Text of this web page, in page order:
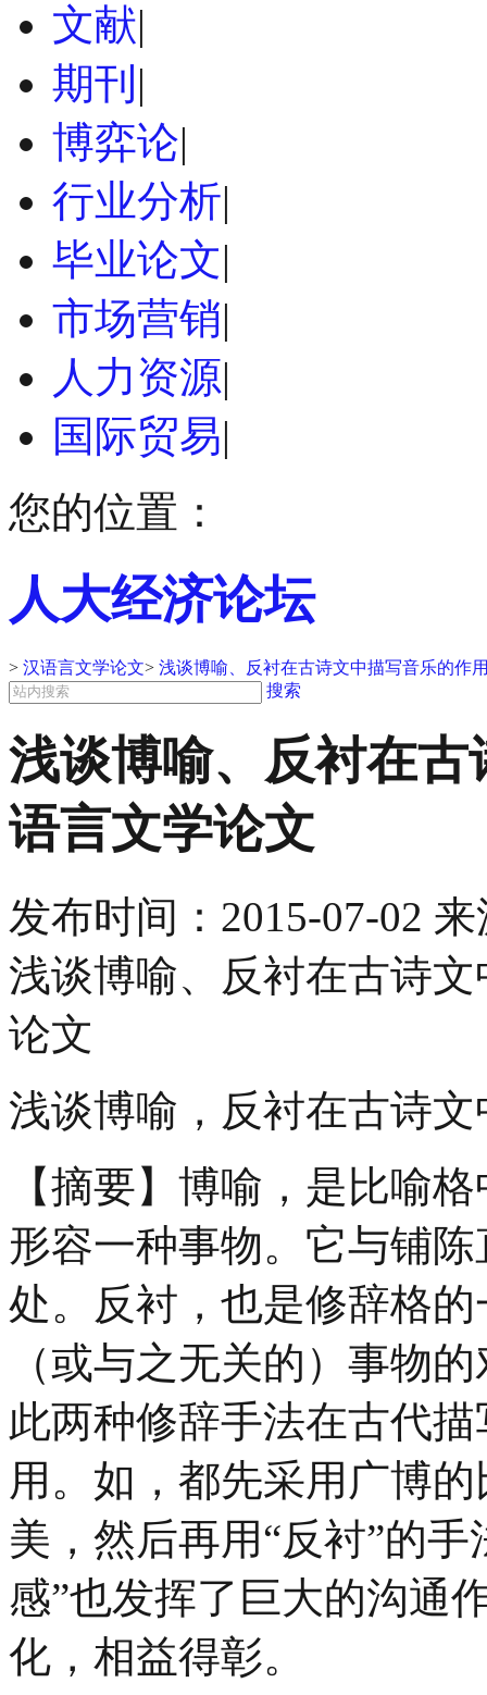
文献|
期刊 |
博弈论|
行业分析|
毕业论文|
市场营销|
人力资源|
国际贸易|
您的位置：
人大经济论坛
> 汉语言文学论文> 浅谈博喻、反衬在古诗文中描写音乐的作
搜索
浅谈博喻、反衬在
语言文学论文
发布时间： 2015-07-02 来
浅谈博喻、反衬在古诗
论文
浅谈博喻，反衬在古诗
【摘要】博喻，是比喻
形容一种事物。它与铺
处。反衬，也是修辞格
（或与之无关的）事物
此两种修辞手法在古代
用。如，都先采用广博
美，然后再用“反衬”的
感”也发挥了巨大的沟通
化，相益得彰。